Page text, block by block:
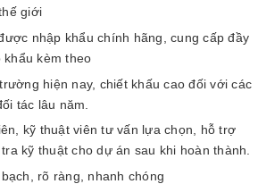
giới
nhập khẩu chính hãng, cung cấp đầy
kèm theo
hiện nay, chiết khấu cao đối với các
tác lâu năm.
kỹ thuật viên tư vấn lựa chọn, hỗ trợ
kỹ thuật cho dự án sau khi hoàn thành.
rõ ràng, nhanh chóng